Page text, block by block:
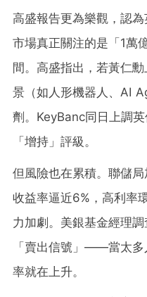
高盛報告更為樂觀，認
市場真正關注的是「1萬
間。高盛指出，若黃仁
景（如人形機器人、AI
劑。KeyBanc同日上調
「增持」評級。
但風險也在累積。聯儲
收益率逼近6%，高利率
力加劇。美銀基金經理
「賣出信號」——當太
率就在上升。